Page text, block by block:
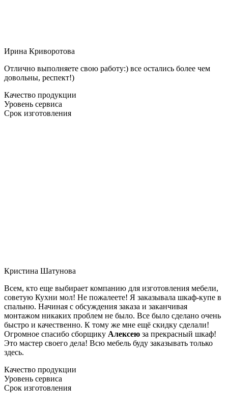
Ирина Криворотова
Отлично выполняете свою работу:) все остались более чем
довольны, респект!)
Качество продукции
Уровень сервиса
Срок изготовления
Кристина Шатунова
Всем, кто еще выбирает компанию для изготовления мебели,
советую Кухни мол! Не пожалеете! Я заказывала шкаф-купе в
спальню. Начиная с обсуждения заказа и заканчивая
монтажом никаких проблем не было. Все было сделано очень
быстро и качественно. К тому же мне ещё скидку сделали!
Огромное спасибо сборщику Алексею за прекрасный шкаф!
Это мастер своего дела! Всю мебель буду заказывать только
здесь.
Качество продукции
Уровень сервиса
Срок изготовления